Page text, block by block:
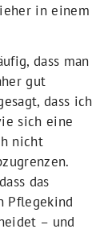
in einem
dass man
gut
dass ich
sich eine
nicht
das
Pflegekind
– und